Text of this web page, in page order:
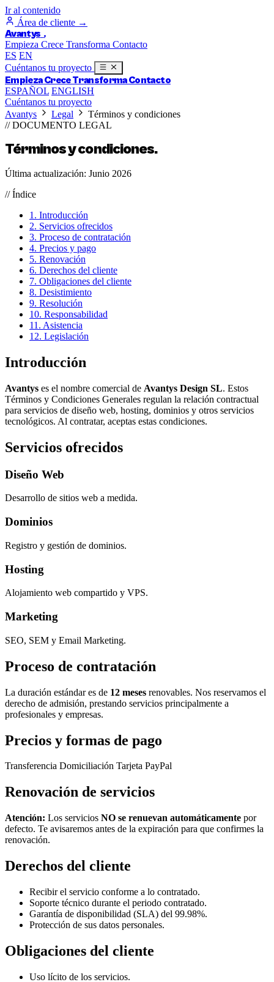
Ir al contenido
Área de cliente →
Avantys .
Empieza Crece Transforma Contacto
ES EN
Cuéntanos tu proyecto
EmpiezaCreceTransformaContacto
ESPAÑOL ENGLISH
Cuéntanos tu proyecto
Avantys
Legal
Términos y condiciones
// DOCUMENTO LEGAL
Términos y condiciones.
Última actualización: Junio 2026
// Índice
1. Introducción
2. Servicios ofrecidos
3. Proceso de contratación
4. Precios y pago
5. Renovación
6. Derechos del cliente
7. Obligaciones del cliente
8. Desistimiento
9. Resolución
10. Responsabilidad
11. Asistencia
12. Legislación
Introducción
Avantys es el nombre comercial de Avantys Design SL. Estos
Términos y Condiciones Generales regulan la relación contractual
para servicios de diseño web, hosting, dominios y otros servicios
tecnológicos. Al contratar, aceptas estas condiciones.
Servicios ofrecidos
Diseño Web
Desarrollo de sitios web a medida.
Dominios
Registro y gestión de dominios.
Hosting
Alojamiento web compartido y VPS.
Marketing
SEO, SEM y Email Marketing.
Proceso de contratación
La duración estándar es de 12 meses renovables. Nos reservamos el
derecho de admisión, prestando servicios principalmente a
profesionales y empresas.
Precios y formas de pago
Transferencia Domiciliación Tarjeta PayPal
Renovación de servicios
Atención: Los servicios NO se renuevan automáticamente por
defecto. Te avisaremos antes de la expiración para que confirmes la
renovación.
Derechos del cliente
Recibir el servicio conforme a lo contratado.
Soporte técnico durante el periodo contratado.
Garantía de disponibilidad (SLA) del 99.98%.
Protección de sus datos personales.
Obligaciones del cliente
Uso lícito de los servicios.